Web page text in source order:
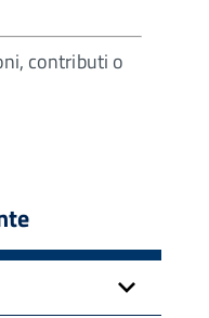
contributi o